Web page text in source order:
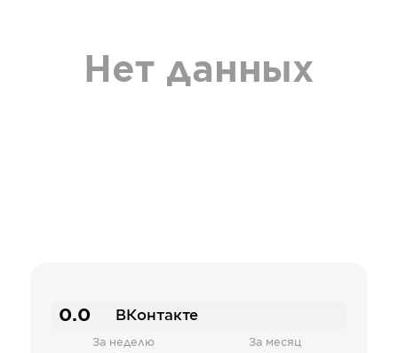
Нет данных
0.0 ВКонтакте
За неделю За месяц